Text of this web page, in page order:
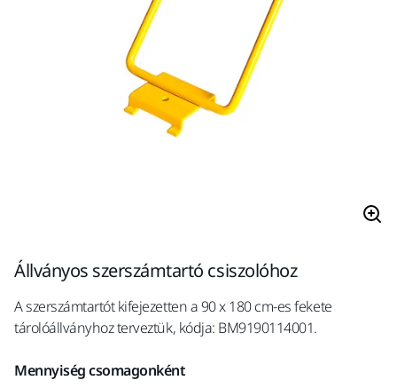
Állványos szerszámtartó csiszolóhoz
A szerszámtartót kifejezetten a 90 x 180 cm-es fekete
tárolóállványhoz terveztük, kódja: BM9190114001.
Mennyiség csomagonként